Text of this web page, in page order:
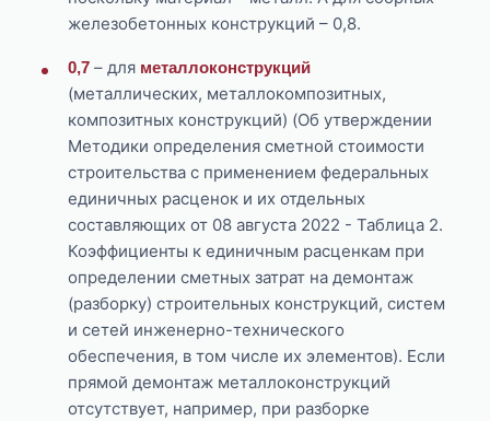
железобетонных конструкций – 0,8.
0,7 – для металлоконструкций
(металлических, металлокомпозитных,
композитных конструкций) (Об утверждении
Методики определения сметной стоимости
строительства с применением федеральных
единичных расценок и их отдельных
составляющих от 08 августа 2022 - Таблица 2.
Коэффициенты к единичным расценкам при
определении сметных затрат на демонтаж
(разборку) строительных конструкций, систем
и сетей инженерно-технического
обеспечения, в том числе их элементов). Если
прямой демонтаж металлоконструкций
отсутствует, например, при разборке